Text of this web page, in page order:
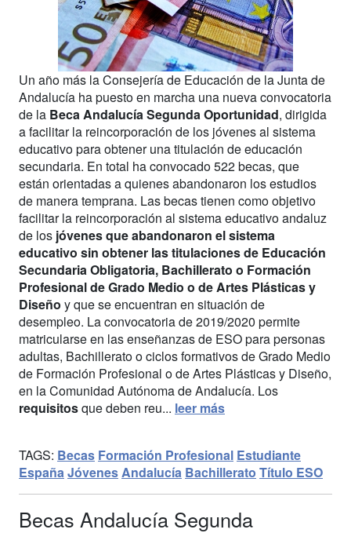
Un año más la Consejería de Educación de la Junta de
Andalucía ha puesto en marcha una nueva convocatoria
de la Beca Andalucía Segunda Oportunidad, dirigida
a facilitar la reincorporación de los jóvenes al sistema
educativo para obtener una titulación de educación
secundaria. En total ha convocado 522 becas, que
están orientadas a quienes abandonaron los estudios
de manera temprana. Las becas tienen como objetivo
facilitar la reincorporación al sistema educativo andaluz
de los jóvenes que abandonaron el sistema
educativo sin obtener las titulaciones de Educación
Secundaria Obligatoria, Bachillerato o Formación
Profesional de Grado Medio o de Artes Plásticas y
Diseño y que se encuentran en situación de
desempleo. La convocatoria de 2019/2020 permite
matricularse en las enseñanzas de ESO para personas
adultas, Bachillerato o ciclos formativos de Grado Medio
de Formación Profesional o de Artes Plásticas y Diseño,
en la Comunidad Autónoma de Andalucía. Los
requisitosque deben reu... leer más
TAGS: Becas Formación Profesional Estudiante
EspañaJóvenesAndalucía Bachillerato Título ESO
Becas Andalucía Segunda